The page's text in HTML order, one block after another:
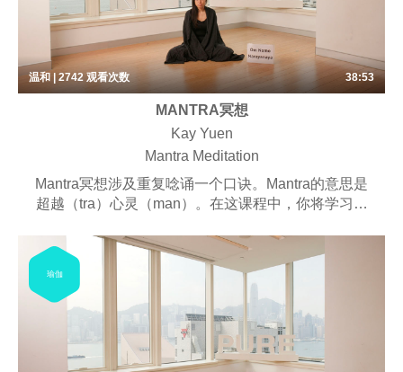
温和 | 2742观看次数 38:53
MANTRA冥想
Kay Yuen
Mantra Meditation
Mantra冥想涉及重复唸诵一个口诀。Mantra的意思是
超越（tra）心灵（man）。在这课程中，你将学习唱
们能够释放压力、平静心灵、找到快乐，并培养更深刻
的心灵连结。
瑜伽